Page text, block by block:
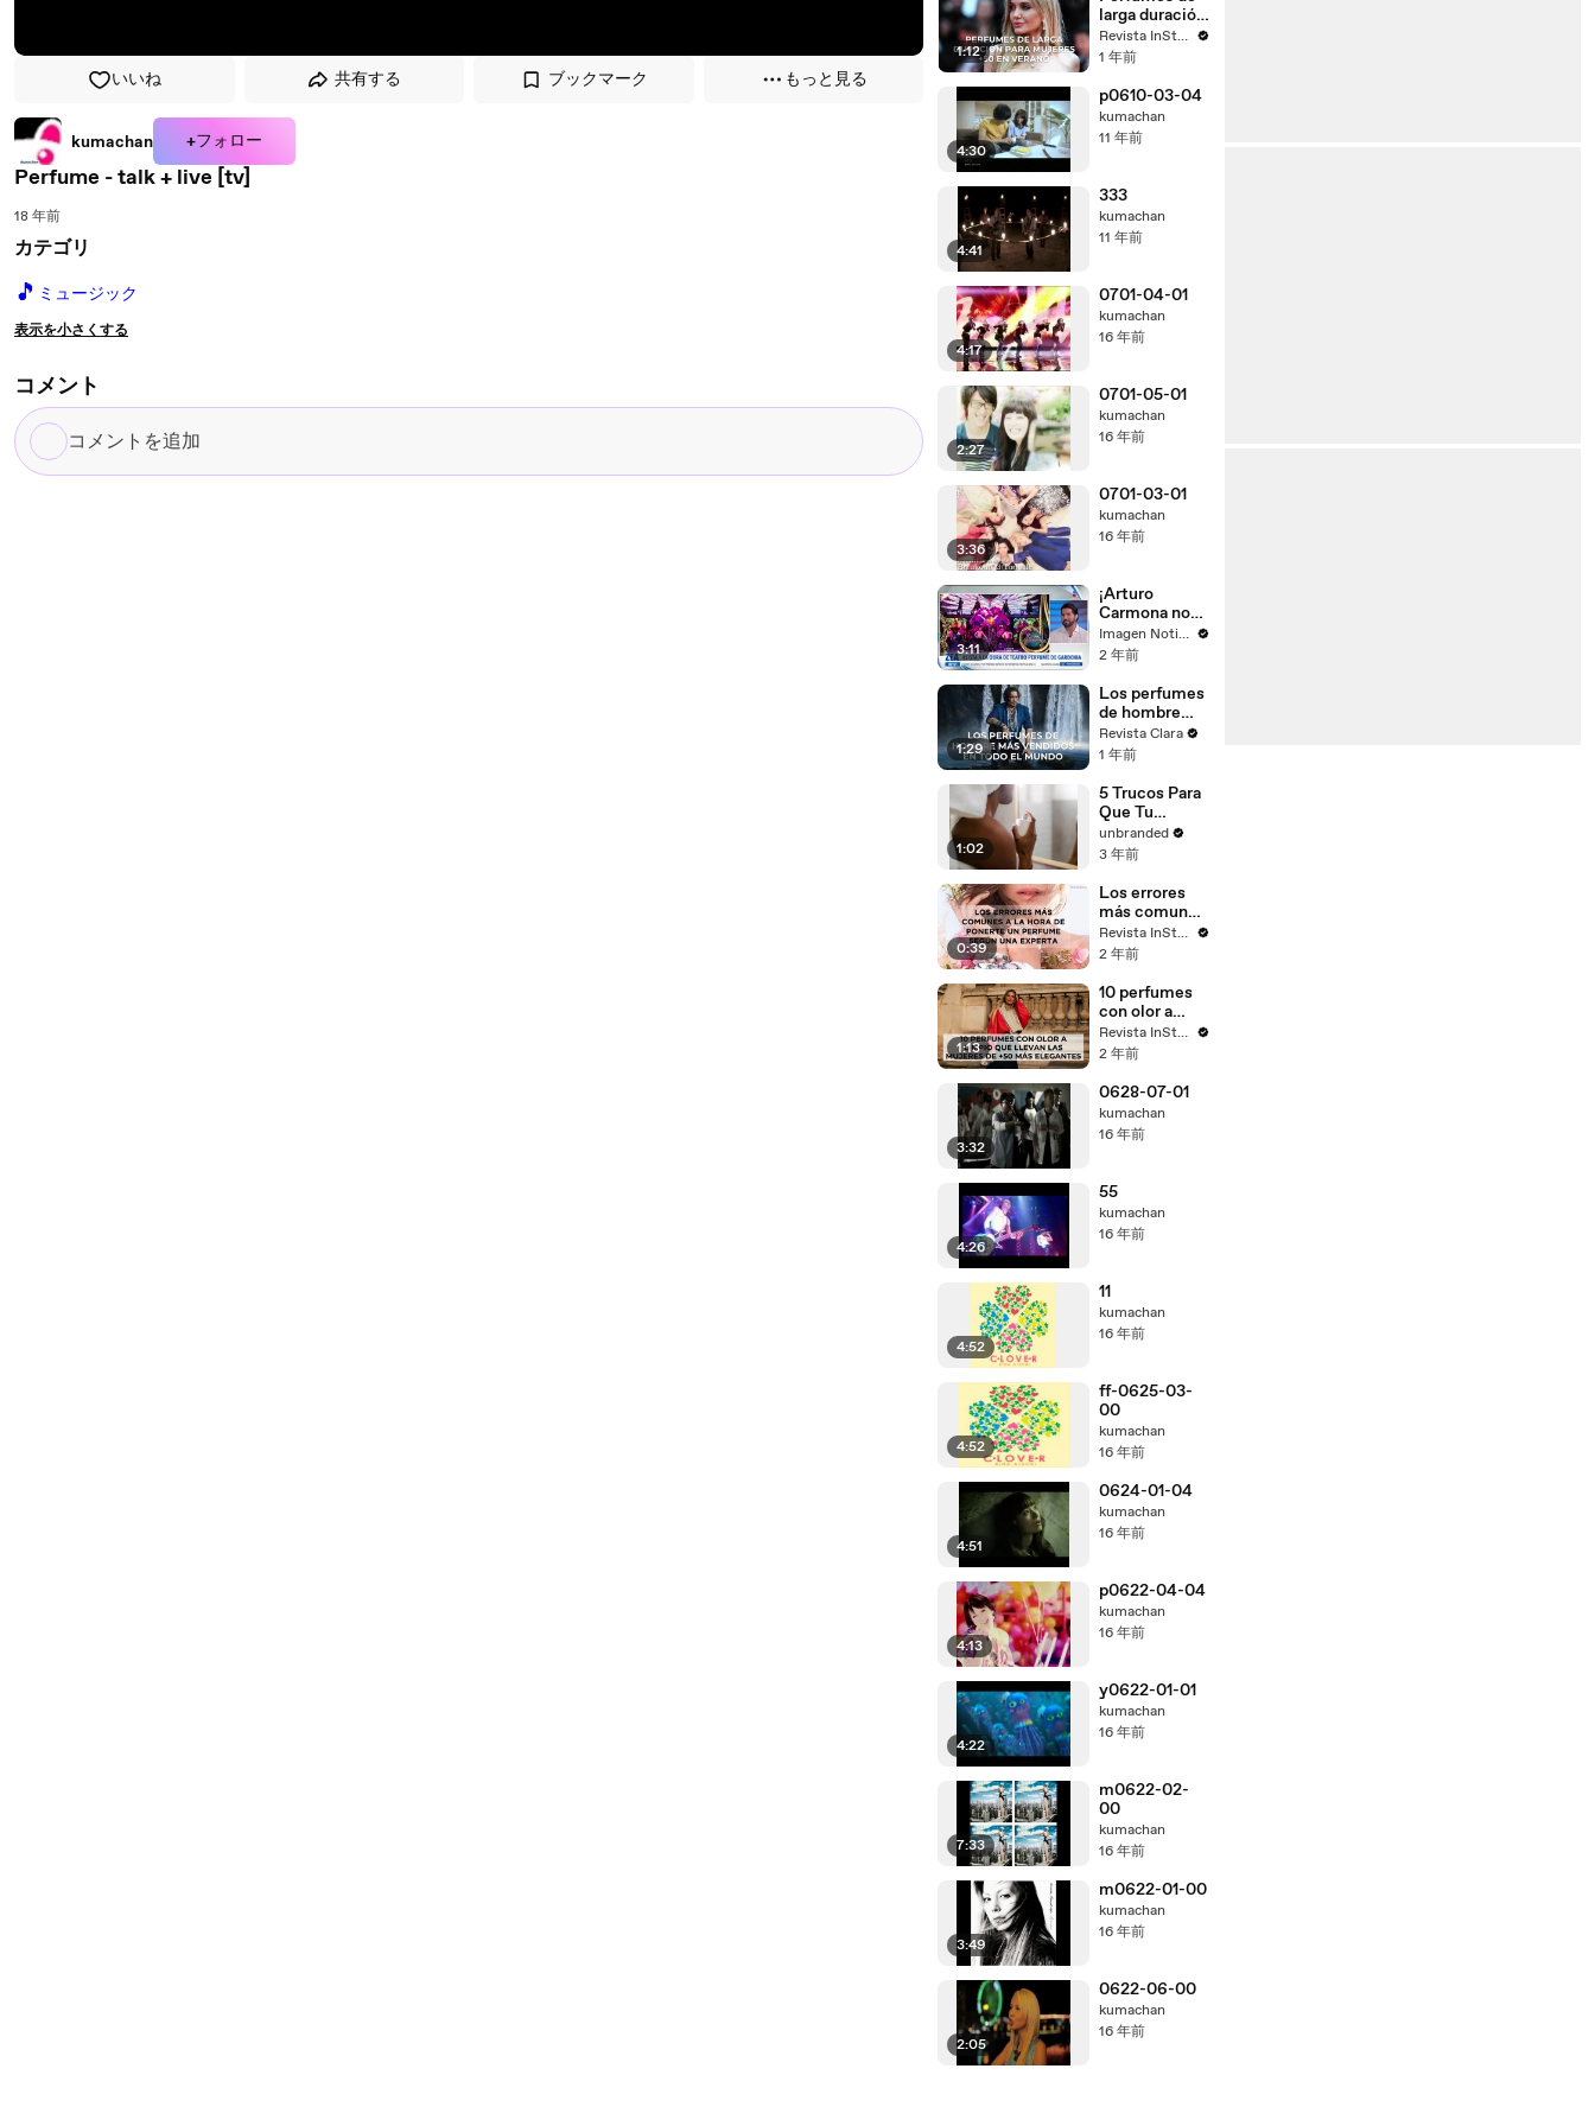
いいね 共有する ブックマーク もっと見る
kumachan +フォロー
Perfume - talk + live [tv]
18 年前
カテゴリ
🎵 ミュージック
表示を小さくする
コメント
コ
メ
1:12
larga duración
para mujeres
+50 en verano
Revista InStyle
1 年前
4:30
p0610-03-04
kumachan
11 年前
4:41
333
kumachan
11 年前
4:17
0701-04-01
kumachan
16 年前
2:27
0701-05-01
kumachan
16 年前
3:36
0701-03-01
kumachan
16 年前
3:11
¡Arturo
Carmona nos
invita a
Perfume de
Imagen Noticias
2 年前
1:29
Los perfumes
de hombre
más vendidos
en todo el
Revista Clara
1 年前
1:02
5 Trucos Para
Que Tu
Perfume Dure
Todo El Día
unbranded
3 年前
0:39
Los errores
más comunes
a la hora de
ponerte un
según una
experta
Revista InStyle
2 年前
1:13
10 perfumes
con olor a
limpio que
llevan las
+50 más
elegantes
Revista InStyle
2 年前
3:32
0628-07-01
kumachan
16 年前
4:26
55
kumachan
16 年前
4:52
11
kumachan
16 年前
4:52
ff-0625-03-
00
kumachan
16 年前
4:51
0624-01-04
kumachan
16 年前
4:13
p0622-04-04
kumachan
16 年前
4:22
y0622-01-01
kumachan
16 年前
7:33
m0622-02-
00
kumachan
16 年前
3:49
m0622-01-00
kumachan
16 年前
2:05
0622-06-00
kumachan
16 年前